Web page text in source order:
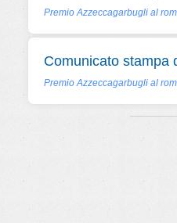
Premio Azzeccagarbugli al
Comunicato stampa
Premio Azzeccagarbugli al